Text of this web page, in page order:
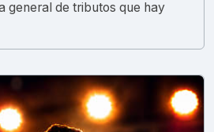
general de tributos que hay